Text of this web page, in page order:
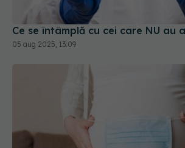
Ce se întâmplă cu cei care NU au
05 aug 2025, 13:09